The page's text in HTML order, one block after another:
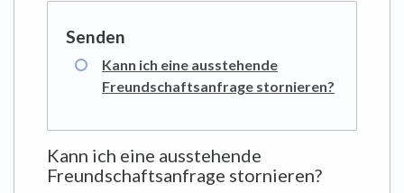
Kann ich eine ausstehende
Freundschaftsanfrage stornieren?
Kann ich eine ausstehende
Freundschaftsanfrage stornieren?